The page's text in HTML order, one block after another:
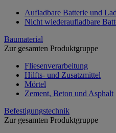
Aufladbare Batterie und
Nicht wiederaufladbare
Baumaterial
Zur gesamten Produktgruppe
Fliesenverarbeitung
Hilfts- und Zusatzmittel
Mörtel
Zement, Beton und Asphalt
Befestigungstechnik
Zur gesamten Produktgruppe